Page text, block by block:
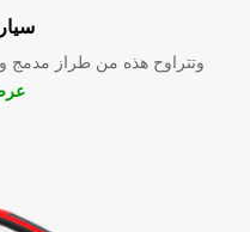
وتتراوح هذه من طراز مدمج